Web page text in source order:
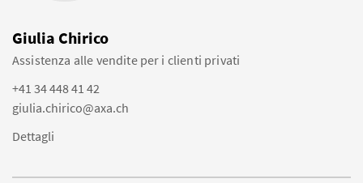
Giulia Chirico
Assistenza alle vendite per i clienti privati
+41 34 448 41 42
giulia.chirico@axa.ch
Dettagli